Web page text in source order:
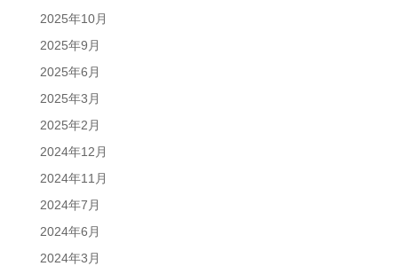
2025年10月
2025年9月
2025年6月
2025年3月
2025年2月
2024年12月
2024年11月
2024年7月
2024年6月
2024年3月